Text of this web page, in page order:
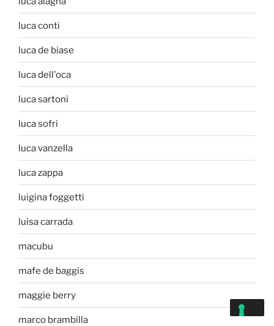
luca conti
luca de biase
luca dell'oca
luca sartoni
luca sofri
luca vanzella
luca zappa
luigina foggetti
luisa carrada
macubu
mafe de baggis
maggie berry
marco brambilla